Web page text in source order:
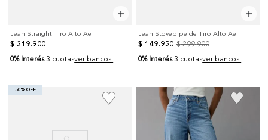
Jean Straight Tiro Alto Ae
$ 319.900
0% Interés 3 cuotasver bancos.
Jean Stovepipe de Tiro Alto Ae
$ 149.950 $ 299.900
0% Interés 3 cuotasver bancos.
50% OFF